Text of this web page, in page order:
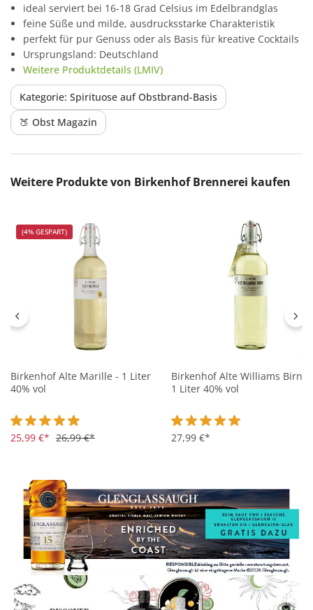
ideal serviert bei 16-18 Grad Celsius im Edelbrandglas
feine Süße und milde, ausdrucksstarke Charakteristik
perfekt für pur Genuss oder als Basis für kreative Cocktails
Ursprungsland: Deutschland
Weitere Produktdetails (LMIV)
Kategorie: Spirituose auf Obstbrand-Basis
🍑 Obst Magazin
Produktgalerie überspringen
Weitere Produkte von Birkenhof Brennerei kaufen
(4% GESPART)
Birkenhof Alte Marille - 1 Liter
40% vol
Durchschnittliche Bewertung von 4.9 von 5 Sternen
25,99 €* 26,99 €*
Birkenhof Alte Williams Birne
1 Liter 40% vol
Durchschnittliche
27,99 €*